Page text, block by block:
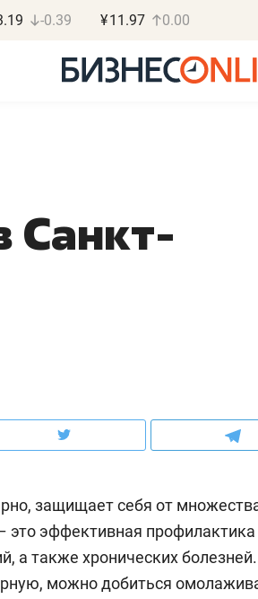
-0.39 ¥11.97 0.00
Санкт-
защищает себя от
это эффективная профилактика
а также хронических болезней.
можно добиться
Роман Ободец
«Готовые решения»
о трехкратном росте цен, дотошных
клиентах и чудных запросах мастеров